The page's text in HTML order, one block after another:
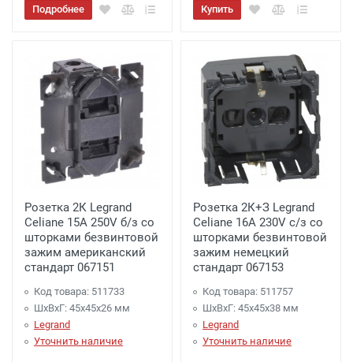
Подробнее Купить
Розетка 2К Legrand
Celiane 15A 250V б/з со
шторками безвинтовой
зажим американский
стандарт 067151
Код товара: 511733
ШхВхГ: 45x45x26 мм
Legrand
Уточнить наличие
Розетка 2К+З Legrand
Celiane 16A 230V с/з со
шторками безвинтовой
зажим немецкий
стандарт 067153
Код товара: 511757
ШхВхГ: 45x45x38 мм
Legrand
Уточнить наличие